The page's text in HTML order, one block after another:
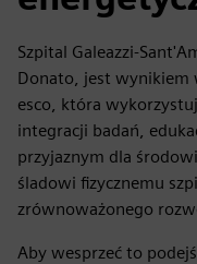
Szpital Galeazzi-
Donato, jest wynikiem
esco, która
integracji badań,
przyjaznym dla
śladowi fizycznemu
zrównoważonego
Aby wesprzeć to